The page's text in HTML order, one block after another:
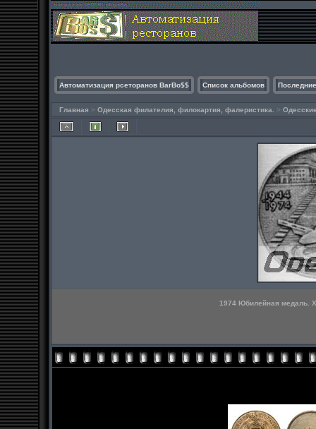
Автоматизация рсеторанов BarBo$$ Список альбомов
Главная > Одесская филателия, филокартия, фалеристика. >
1974 Юбилейная медаль.